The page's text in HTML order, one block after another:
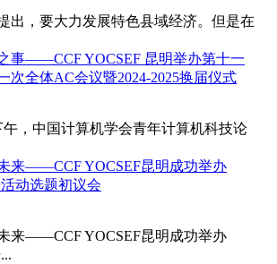
出，要大力发展特色县域经济。但是在
事——CCF YOCSEF 昆明举办第十一
次全体AC会议暨2024-2025换届仪式
午，中国计算机学会青年计算机科技论
来——CCF YOCSEF昆明成功举办
动选题初议会
来——CCF YOCSEF昆明成功举办